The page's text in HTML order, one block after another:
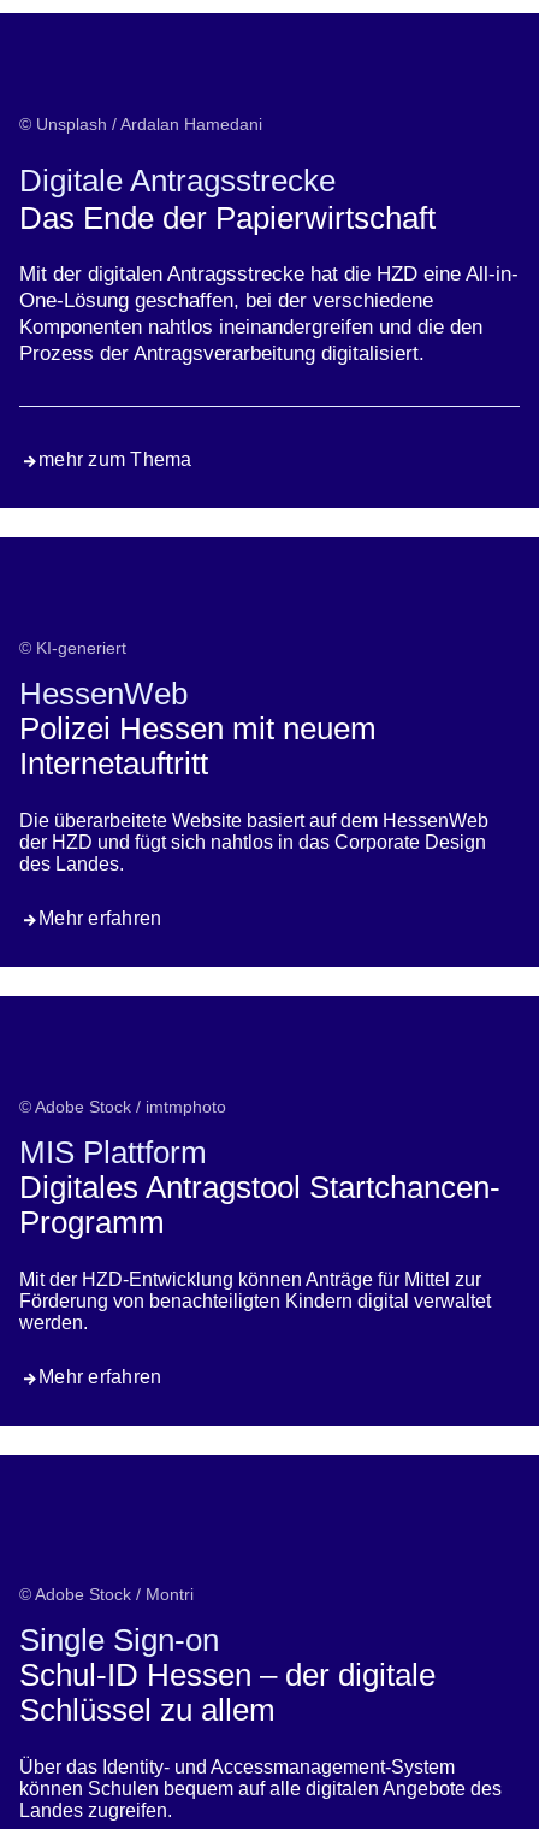
© Unsplash / Ardalan Hamedani
Digitale Antragsstrecke
Das Ende der Papierwirtschaft
Mit der digitalen Antragsstrecke hat die HZD eine All-in-
One-Lösung geschaffen, bei der verschiedene
Komponenten nahtlos ineinandergreifen und die den
Prozess der Antragsverarbeitung digitalisiert.
mehr zum Thema
© KI-generiert
HessenWeb
Polizei Hessen mit neuem
Internetauftritt
Die überarbeitete Website basiert auf dem HessenWeb
der HZD und fügt sich nahtlos in das Corporate Design
des Landes.
Mehr erfahren
© Adobe Stock / imtmphoto
MIS Plattform
Digitales Antragstool Startchancen-
Programm
Mit der HZD-Entwicklung können Anträge für Mittel zur
Förderung von benachteiligten Kindern digital verwaltet
werden.
Mehr erfahren
© Adobe Stock / Montri
Single Sign-on
Schul-ID Hessen – der digitale
Schlüssel zu allem
Über das Identity- und Accessmanagement-System
können Schulen bequem auf alle digitalen Angebote des
Landes zugreifen.